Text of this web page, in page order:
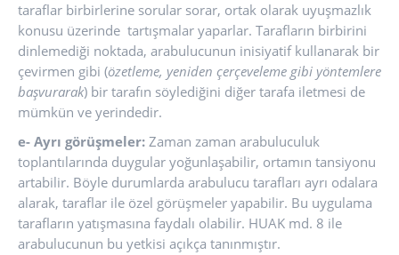
taraflar birbirlerine sorular sorar, ortak olarak uyuşmazlık
konusu üzerinde tartışmalar yaparlar. Tarafların birbirini
dinlemediği noktada, arabulucunun inisiyatif kullanarak bir
çevirmen gibi (özetleme, yeniden çerçeveleme gibi yöntemlere
başvurarak) bir tarafın söylediğini diğer tarafa iletmesi de
mümkün ve yerindedir.
e- Ayrı görüşmeler: Zaman zaman arabuluculuk
toplantılarında duygular yoğunlaşabilir, ortamın tansiyonu
artabilir. Böyle durumlarda arabulucu tarafları ayrı odalara
alarak, taraflar ile özel görüşmeler yapabilir. Bu uygulama
tarafların yatışmasına faydalı olabilir. HUAK md. 8 ile
arabulucunun bu yetkisi açıkça tanınmıştır.